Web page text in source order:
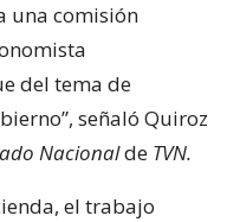
una comisión
del tema de
señaló Quiroz
Nacionalde TVN.
el trabajo